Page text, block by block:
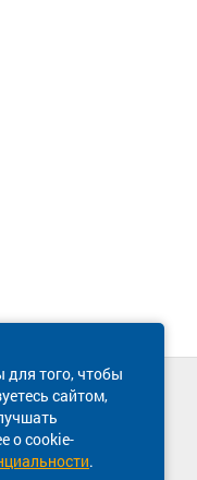
того, чтобы
сайтом,
о cookie-
.
сайта
38